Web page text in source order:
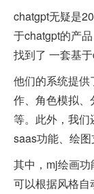
chatgpt无疑是
于chatgpt的产
找到了 一套基于
他们的系统提
作、角色模拟
等。此外，我们
saas功能、绘图
其中，mj绘画
可以根据风格